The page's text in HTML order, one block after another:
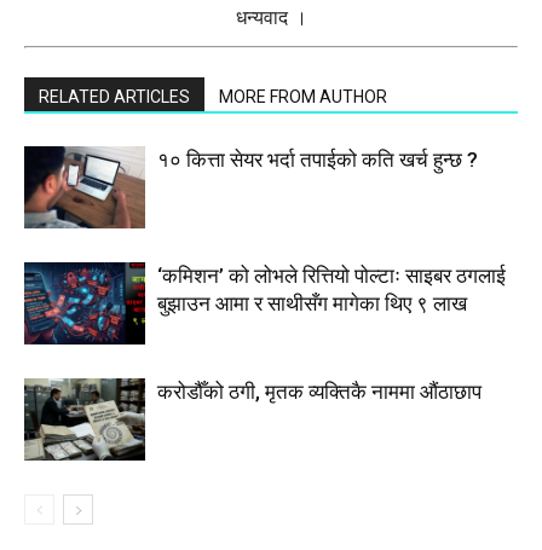
धन्यवाद ।
RELATED ARTICLES MORE FROM AUTHOR
१० कित्ता सेयर भर्दा तपाईको कति खर्च हुन्छ ?
‘कमिशन’ को लोभले रित्तियो पोल्टाः साइबर ठगलाई
बुझाउन आमा र साथीसँग मागेका थिए ९ लाख
करोडौँको ठगी, मृतक व्यक्तिकै नाममा औंठाछाप